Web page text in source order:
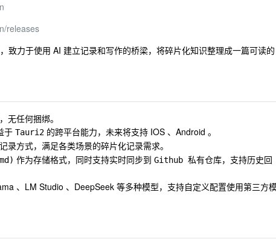
releases
致力于使用 AI 建立记录和写作的桥梁，将碎片化知识整理成一篇可读的
无任何捆绑。
于 Tauri2 的跨平台能力，未来将支持 IOS 、Android 。
录方式，满足各类场景的碎片化记录需求。
作为存储格式，同时支持实时同步到 Github 私有仓库，支持历史回
、LM Studio 、DeepSeek 等多种模型，支持自定义配置使用第三方